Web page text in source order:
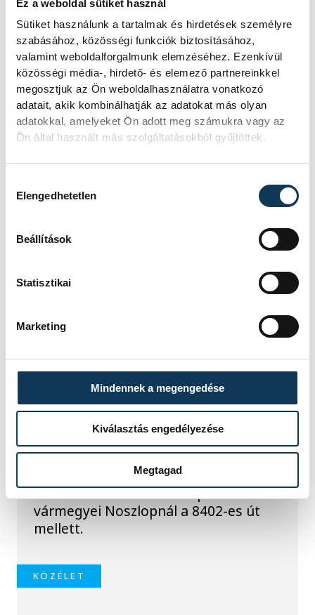
Ez a weboldal sütiket használ
Sütiket használunk a tartalmak és hirdetések személyre
szabásához, közösségi funkciók biztosításához,
valamint weboldalforgalmunk elemzéséhez. Ezenkívül
közösségi média-, hirdető- és elemező partnereinkkel
megosztjuk az Ön weboldalhasználatra vonatkozó
adatait, akik kombinálhatják az adatokat más olyan
adatokkal, amelyeket Ön adott meg számukra vagy az
Ön által használt más szolgáltatásokból gyűjtöttek.
Elengedhetetlen
Beállítások
Statisztikai
Marketing
Mindennek a megengedése
Kiválasztás engedélyezése
Megtagad
Újabb tűzeset Veszprém
vármegyében:
Noszlopnál ég a száraz fű
Tíz hektáron ég a száraz fű és egy
fás-bokros terület a Veszprém
vármegyei Noszlopnál a 8402-es út
mellett.
KÖZÉLET